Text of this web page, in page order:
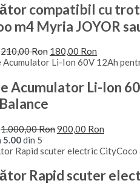
compatibil cu
m4 Myria JOYOR
210,00Ron 180,00 Ron
Acumulator Li-Ion
1.000,00Ron900,00 Ron
5.00din 5
Rapid scuter